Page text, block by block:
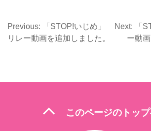
投
ビ
Previous:
「STOP!いじめ」
リレー動画を追加しました。
Next:
「
ー動
expand_less このページのトッ